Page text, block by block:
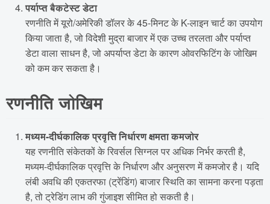
पर्याप्त बैकटेस्ट डेटा
रणनीति में यूरो/अमेरिकी डॉलर के 45-मिनट के K-लाइन चार्ट का उपयोग
किया जाता है, जो विदेशी मुद्रा बाजार में एक उच्च तरलता और पर्याप्त
डेटा वाला साधन है, जो अपर्याप्त डेटा के कारण ओवरफिटिंग के जोखिम
को कम कर सकता है।
रणनीति जोखिम
मध्यम-दीर्घकालिक प्रवृत्ति निर्धारण क्षमता कमजोर
यह रणनीति संकेतकों के रिवर्सल सिग्नल पर अधिक निर्भर करती है,
मध्यम-दीर्घकालिक प्रवृत्ति के निर्धारण और अनुसरण में कमजोर है। यदि
लंबी अवधि की एकतरफा (ट्रेंडिंग) बाजार स्थिति का सामना करना पड़ता
है, तो ट्रेडिंग लाभ की गुंजाइश सीमित हो सकती है।